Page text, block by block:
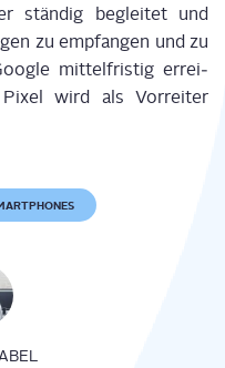
stän­dig beglei­tet und
zu emp­fan­gen und zu
mit­tel­fris­tig errei­
wird als Vor­rei­ter